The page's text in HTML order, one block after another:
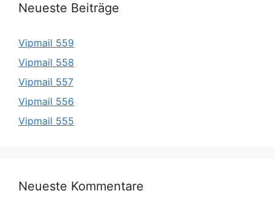
Neueste Beiträge
Vipmail 559
Vipmail 558
Vipmail 557
Vipmail 556
Vipmail 555
Neueste Kommentare